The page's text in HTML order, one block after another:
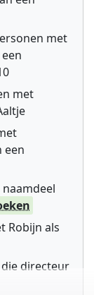
met
met
een
Robijn als
directeur